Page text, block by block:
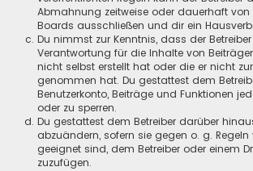
Abmahnung zeitweise oder dauerhaft von
Boards ausschließen und dir ein
Du nimmst zur Kenntnis, dass der
Verantwortung für die Inhalte von
nicht selbst erstellt hat oder die er nicht
genommen hat. Du gestattest dem
Benutzerkonto, Beiträge und Funktionen
oder zu sperren.
Du gestattest dem Betreiber darüber
abzuändern, sofern sie gegen o. g.
geeignet sind, dem Betreiber oder einem
zuzufügen.